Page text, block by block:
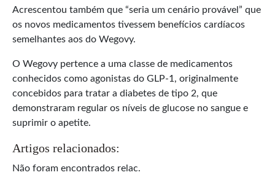
Acrescentou também que “seria um cenário provável” que
os novos medicamentos tivessem benefícios cardíacos
semelhantes aos do Wegovy.
O Wegovy pertence a uma classe de medicamentos
conhecidos como agonistas do GLP-1, originalmente
concebidos para tratar a diabetes de tipo 2, que
demonstraram regular os níveis de glucose no sangue e
suprimir o apetite.
Artigos relacionados:
Não foram encontrados relac.